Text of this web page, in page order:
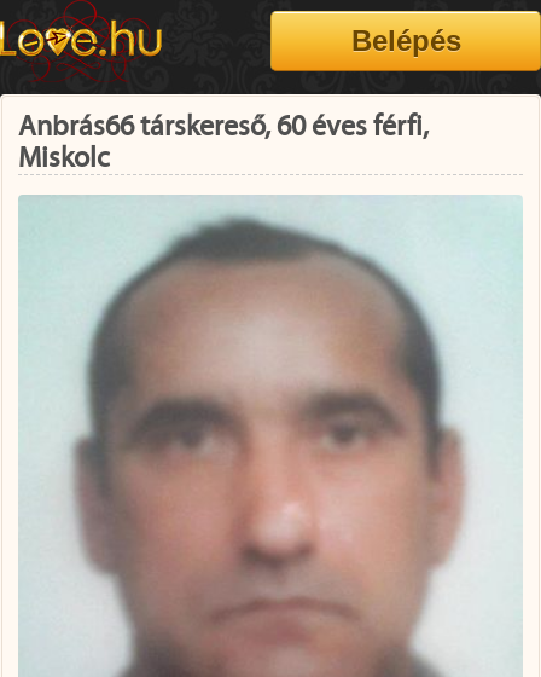
Anbrás66 társkereső, 60 éves férfi,
Miskolc